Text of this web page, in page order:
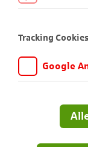
aktiviert sein.
Tracking Cookies
Google
anpassen und
Google Analytics.